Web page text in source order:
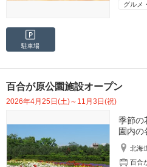
グルメ
駐車場
百合が原公園施設オープン
2026年4月25日(土)～11月3日(祝)
季節の
園内の
北海
百合